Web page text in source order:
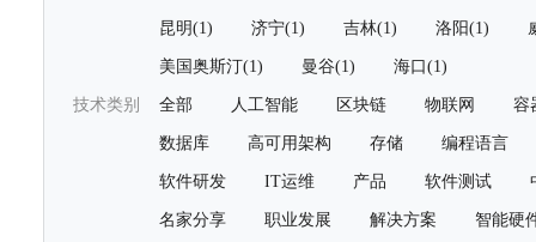
昆明(1) 济宁(1) 吉林(1) 洛阳(1)
美国奥斯汀(1) 曼谷(1) 海口(1)
技术类别 全部 人工智能 区块链 物联网 容
数据库 高可用架构 存储 编程语言
软件研发 IT运维 产品 软件测试
名家分享 职业发展 解决方案 智能硬